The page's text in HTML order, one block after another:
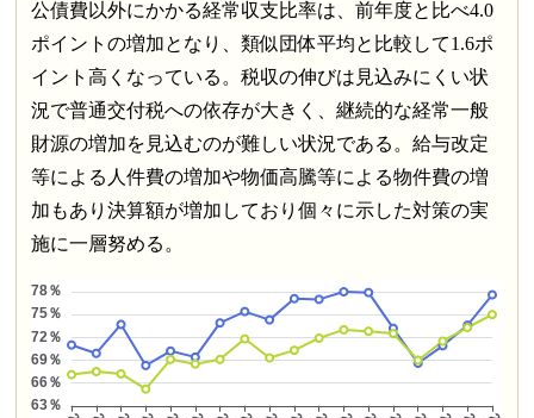
公債費以外にかかる経常収支比率は、前年度と比べ4.0
ポイントの増加となり、類似団体平均と比較して1.6ポ
イント高くなっている。税収の伸びは見込みにくい状
況で普通交付税への依存が大きく、継続的な経常一般
財源の増加を見込むのが難しい状況である。給与改定
等による人件費の増加や物価高騰等による物件費の増
加もあり決算額が増加しており個々に示した対策の実
施に一層努める。